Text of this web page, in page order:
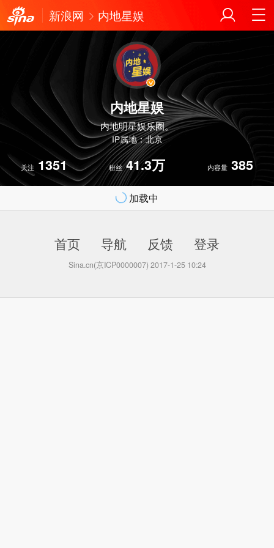
新浪网 内地星娱
内地星娱
内地明星娱乐圈。
IP属地：北京
关注 1351 粉丝 41.3万 内容量 385
加载中
首页 导航 反馈 登录
Sina.cn(京ICP0000007) 2017-1-25 10:24